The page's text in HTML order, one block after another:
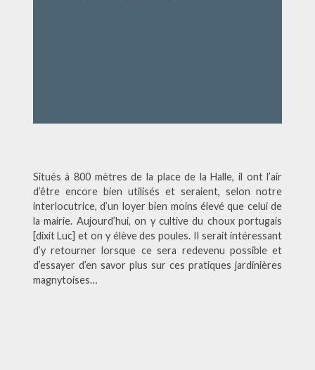
Situés à 800 mètres de la place de la Halle, il ont l’air
d’être encore bien utilisés et seraient, selon notre
interlocutrice, d’un loyer bien moins élevé que celui de
la mairie. Aujourd’hui, on y cultive du choux portugais
[dixit Luc] et on y élève des poules. Il serait intéressant
d’y retourner lorsque ce sera redevenu possible et
d’essayer d’en savor plus sur ces pratiques jardinières
magnytoises…